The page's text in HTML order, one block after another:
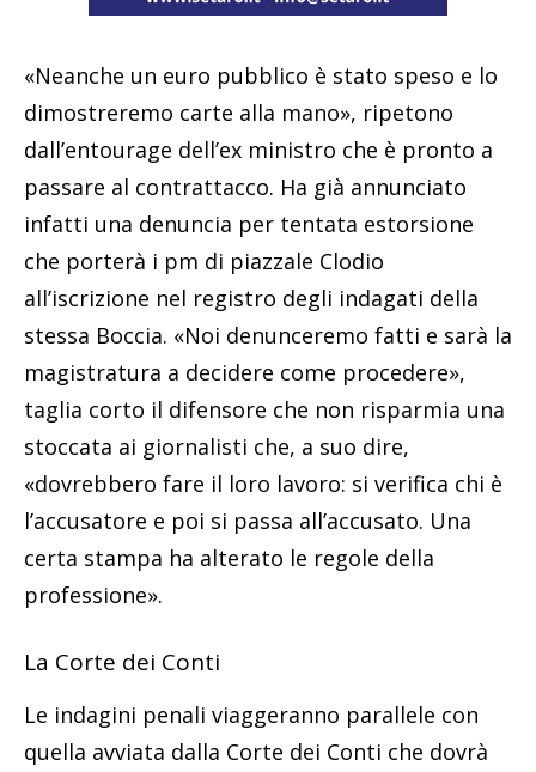
«Neanche un euro pubblico è stato speso e lo
dimostreremo carte alla mano», ripetono
dall’entourage dell’ex ministro che è pronto a
passare al contrattacco. Ha già annunciato
infatti una denuncia per tentata estorsione
che porterà i pm di piazzale Clodio
all’iscrizione nel registro degli indagati della
stessa Boccia. «Noi denunceremo fatti e sarà la
magistratura a decidere come procedere»,
taglia corto il difensore che non risparmia una
stoccata ai giornalisti che, a suo dire,
«dovrebbero fare il loro lavoro: si verifica chi è
l’accusatore e poi si passa all’accusato. Una
certa stampa ha alterato le regole della
professione».
La Corte dei Conti
Le indagini penali viaggeranno parallele con
quella avviata dalla Corte dei Conti che dovrà